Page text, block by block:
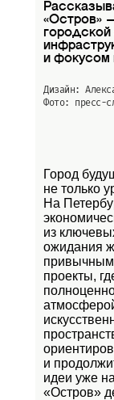
«Остров»
и фокусом
Дизайн:
Фото: пресс-
Город
не только
На
из
ожидания
проекты,
и
идеи уже
«Остров»